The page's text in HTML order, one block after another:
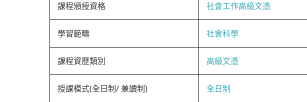
課程頒授資格 社會工作高級文憑
學習範疇 社會科學
課程資歷類別 高級文憑
授課模式(全日制/ 兼讀制) 全日制